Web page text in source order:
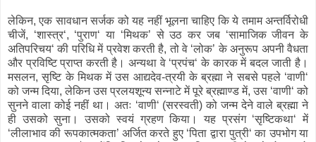
लेकिन, एक सावधान सर्जक को यह नहीं भूलना चाहिए कि ये तमाम अन्तर्विरोधी
चीजें, ‘शास्त्र‘, ‘पुराण‘ या ‘मिथक’ से उठ कर जब ‘सामाजिक जीवन के
अतिपरिचय‘ की परिधि में प्रवेश करती है, तो वे ‘लोक’ के अनुरूप अपनी वैधता
और प्रविष्टि प्राप्त करती है। अन्यथा वे ‘प्रपंच‘ के कारक में बदल जाती है।
मसलन, सृष्टि के मिथक में उस आद्यदेव-त्रयी के ब्रह्मा ने सबसे पहले ‘वाणी‘
को जन्म दिया, लेकिन उस प्रलयशून्य सन्नाटे में पूरे ब्रह्माण्ड में, उस ‘वाणी‘ को
सुनने वाला कोई नहीं था। अतः ‘वाणी‘ (सरस्वती) को जन्म देने वाले ब्रह्मा ने
ही उसको सुना। उसको स्वयं ग्रहण किया। यह प्रसंग ‘सृष्टिकथा‘ में
‘लीलाभाव की रूपकात्मकता’ अर्जित करते हुए ‘पिता द्वारा पुत्री‘ का उपभोग या